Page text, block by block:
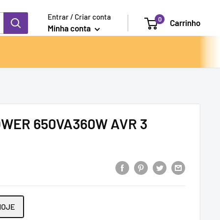
Entrar / Criar conta
Minha conta
0 Carrinho
650VA360W AVR 3